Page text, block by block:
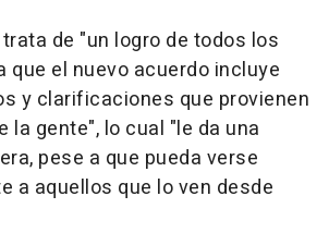
de "un logro de todos los
que el nuevo acuerdo incluye
y clarificaciones que provienen
la gente", lo cual "le da una
pese a que pueda verse
a aquellos que lo ven desde